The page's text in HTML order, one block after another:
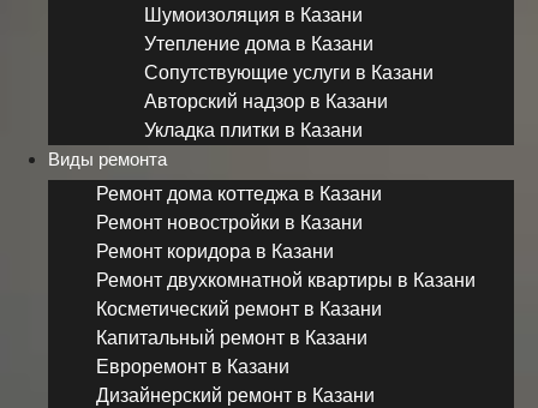
Шумоизоляция в Казани
Утепление дома в Казани
Сопутствующие услуги в Казани
Авторский надзор в Казани
Укладка плитки в Казани
Виды ремонта
Ремонт дома коттеджа в Казани
Ремонт новостройки в Казани
Ремонт коридора в Казани
Ремонт двухкомнатной квартиры в Казани
Косметический ремонт в Казани
Капитальный ремонт в Казани
Евроремонт в Казани
Дизайнерский ремонт в Казани